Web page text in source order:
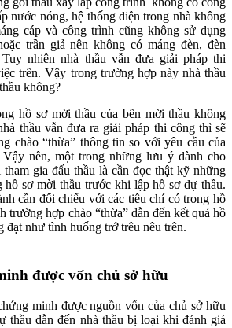
nước nóng, hệ thống điện trong nhà không
cáp và công trình cũng không sử dụng
trần giả nên không có máng đèn, đèn
nhiên nhà thầu vẫn đưa giải pháp thi
trên. Vậy trong trường hợp này nhà thầu
không?
hồ sơ mời thầu của bên mời thầu không
thầu vẫn đưa ra giải pháp thi công thì sẽ
chào “thừa” thông tin so với yêu cầu của
nên, một trong những lưu ý dành cho
tham gia đấu thầu là cần đọc thật kỹ những
hồ sơ mời thầu trước khi lập hồ sơ dự thầu.
cần đối chiếu với các tiêu chí có trong hồ
trường hợp chào “thừa” dẫn đến kết quả hồ
đạt như tình huống trớ trêu nêu trên.
được vốn chủ sở hữu
minh được nguồn vốn của chủ sở hữu
thầu dẫn đến nhà thầu bị loại khi đánh giá